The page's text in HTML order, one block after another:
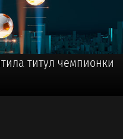
титул чемпионки